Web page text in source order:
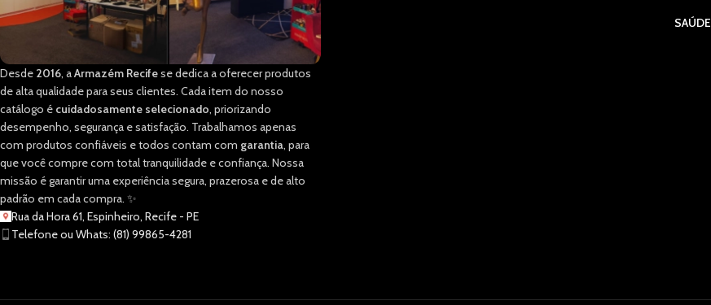
Desde 2016, aArmazém Recifese dedica a oferecer produtos
de alta qualidade para seus clientes. Cada item do nosso
catálogo é cuidadosamente selecionado, priorizando
desempenho, segurança e satisfação. Trabalhamos apenas
com produtos confiáveis e todos contam com garantia, para
que você compre com total tranquilidade e confiança. Nossa
missão é garantir uma experiência segura, prazerosa e de alto
padrão em cada compra. ✨
Rua da Hora 61, Espinheiro, Recife - PE
Telefone ou Whats: (81) 99865-4281
SAÚDE